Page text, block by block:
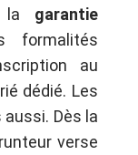
la garantie
formalités
au
dédié. Les
Dès la
verse